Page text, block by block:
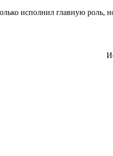
исполнил главную роль,